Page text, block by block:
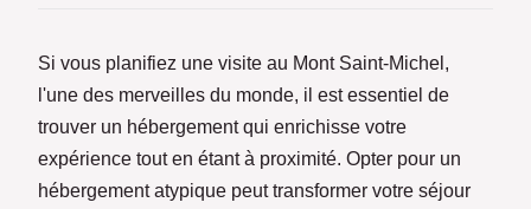
Si vous planifiez une visite au Mont Saint-Michel,
l'une des merveilles du monde, il est essentiel de
trouver un hébergement qui enrichisse votre
expérience tout en étant à proximité. Opter pour un
hébergement atypique peut transformer votre séjour